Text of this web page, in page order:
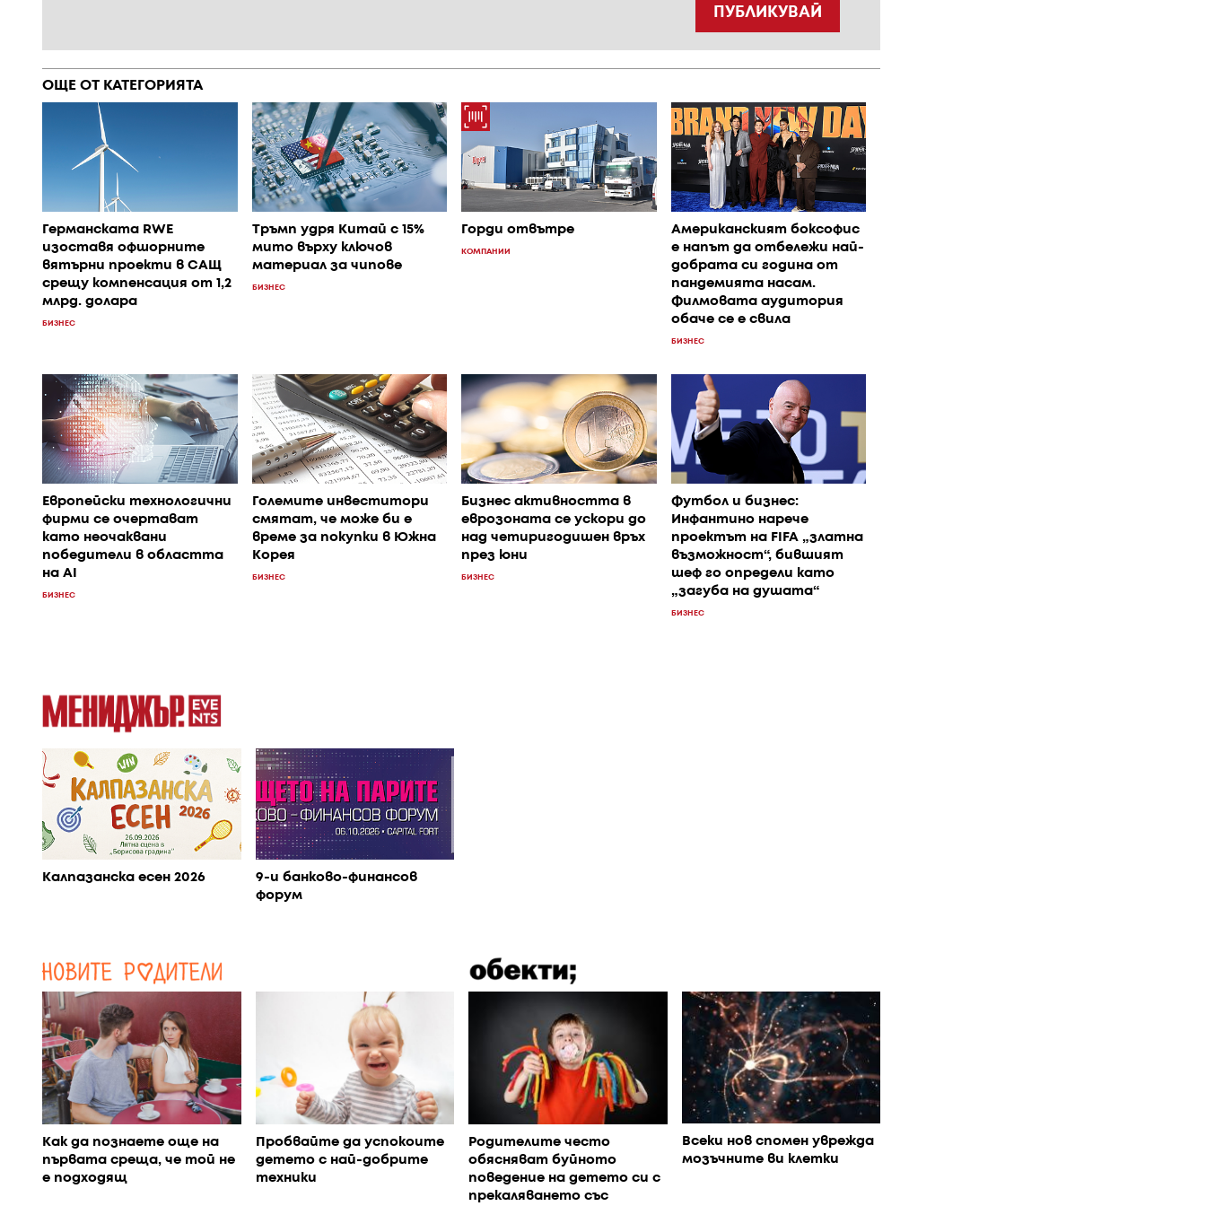
ПУБЛИКУВАЙ
ОЩЕ ОТ КАТЕГОРИЯТА
Германската RWE
изоставя офшорните
вятърни проекти в САЩ
срещу компенсация от 1,2
млрд. долара
БИЗНЕС
Тръмп удря Китай с 15%
мито върху ключов
материал за чипове
БИЗНЕС
Горди отвътре
КОМПАНИИ
Американският боксофис
е напът да отбележи най-
добрата си година от
пандемията насам.
Филмовата аудитория
обаче се е свила
БИЗНЕС
Европейски технологични
фирми се очертават
като неочаквани
победители в областта
на AI
БИЗНЕС
Големите инвеститори
смятат, че може би е
време за покупки в Южна
Корея
БИЗНЕС
Бизнес активността в
еврозоната се ускори до
над четиригодишен връх
през юни
БИЗНЕС
Футбол и бизнес:
Инфантино нарече
проектът на FIFA „златна
възможност“, бившият
шеф го определи като
„загуба на душата“
БИЗНЕС
Калпазанска есен 2026
9-и банково-финансов
форум
Как да познаете още на
първата среща, че той не
е подходящ
Пробвайте да успокоите
детето с най-добрите
техники
Родителите често
обясняват буйното
поведение на детето си с
прекаляването със
Всеки нов спомен уврежда
мозъчните ви клетки